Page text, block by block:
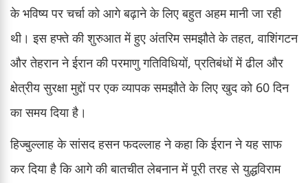
के भविष्य पर चर्चा को आगे बढ़ाने के लिए बहुत अहम मानी जा रही
थी। इस हफ्ते की शुरुआत में हुए अंतरिम समझौते के तहत, वाशिंगटन
और तेहरान ने ईरान की परमाणु गतिविधियों, प्रतिबंधों में ढील और
क्षेत्रीय सुरक्षा मुद्दों पर एक व्यापक समझौते के लिए खुद को 60 दिन
का समय दिया है।
हिज्बुल्लाह के सांसद हसन फदल्लाह ने कहा कि ईरान ने यह साफ
कर दिया है कि आगे की बातचीत लेबनान में पूरी तरह से युद्धविराम